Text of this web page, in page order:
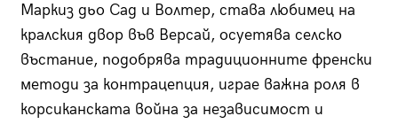
Маркиз дьо Сад и Волтер, става любимец на
кралския двор във Версай, осуетява селско
въстание, подобрява традиционните френски
методи за контрацепция, играе важна роля в
корсиканската война за независимост и